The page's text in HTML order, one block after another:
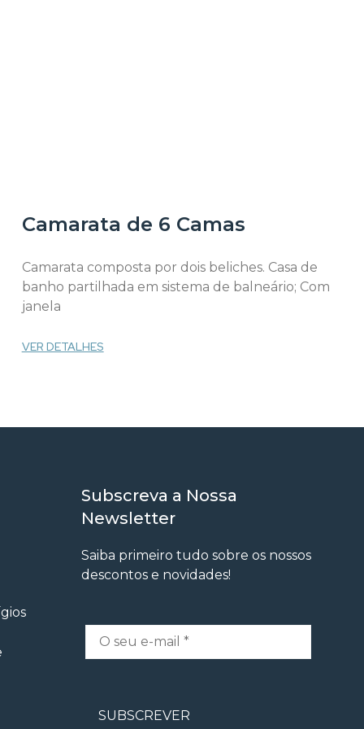
Camarata de 6 Camas
Camarata composta por dois beliches. Casa de
banho partilhada em sistema de balneário; Com
janela
VER DETALHES
Subscreva a Nossa
Newsletter
Saiba primeiro tudo sobre os nossos
descontos e novidades!